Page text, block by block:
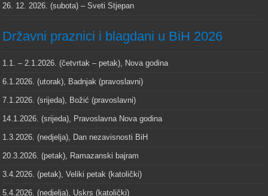
26. 12. 2026. (subota) – Sveti Stjepan
Državni praznici i blagdani u BiH 2026
1.1. – 2.1.2026. (četvrtak – petak), Nova godina
6.1.2026. (utorak), Badnjak (pravoslavni)
7.1.2026. (srijeda), Božić (pravoslavni)
14.1.2026. (srijeda), Pravoslavna Nova godina
1.3.2026. (nedjelja), Dan nezavisnosti BiH
20.3.2026. (petak), Ramazanski bajram
3.4.2026. (petak), Veliki petak (katolički)
5.4.2026. (nedjelja), Uskrs (katolički)